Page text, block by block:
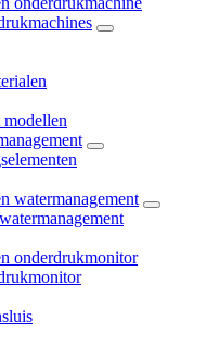
modellen
watermanagement
onderdrukmonitor